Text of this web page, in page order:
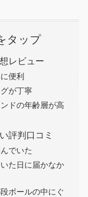
タップ
レビュー
便利
が丁寧
ドの年齢層が高
評判口コミ
でいた
た日に届かなか
ボールの中にぐ